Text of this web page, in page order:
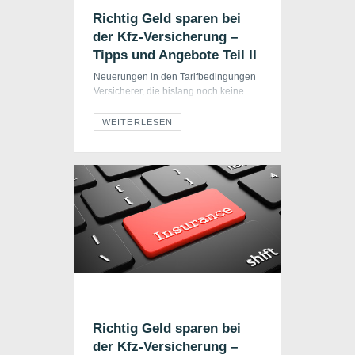
Richtig Geld sparen bei
der Kfz-Versicherung –
Tipps und Angebote Teil II
Neuerungen in den Tarifbedingungen
Versicherer, die bislang noch keine
oder Classic anbieten, kommen jetzt
damit ebenfalls auf den Markt. Auf der
Zweit- oder Dritttarifen (Beispiel VHV
Garant) zu verabschieden, und
bringen stattdessen einen
leistungsstarken Tarif mit optionalen
Erweiterungen. Viele Anbieter […]
WEITERLESEN
Richtig Geld sparen bei
der Kfz-Versicherung –